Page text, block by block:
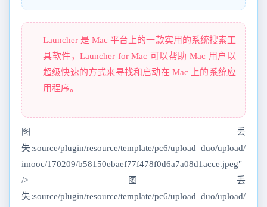
Launcher 是 Mac 平台上的一款实用的系统搜索工
具软件，Launcher for Mac 可以帮助 Mac 用户以
超级快速的方式来寻找和启动在 Mac 上的系统应
用程序。
图丢
失:source/plugin/resource/template/pc6/upload_duo/upload/
imooc/170209/b58150ebaef77f478f0d6a7a08d1acce.jpeg"
/>图丢
失:source/plugin/resource/template/pc6/upload_duo/upload/